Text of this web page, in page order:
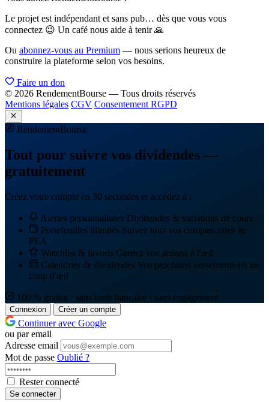
Le projet est indépendant et sans pub… dès que vous vous
connectez 😉 Un café nous aide à tenir 🙏
Ou abonnez-vous au Premium — nous serions heureux de
construire la plateforme selon vos besoins.
Faire un don
© 2026 RendementBourse — Tous droits réservés
Mentions légales CGV Consentement RGPD
RendementBourse
Tout pour suivre vos dividendes —
gratuitement
Créez votre compte en 30 secondes et accédez à :
Alertes personnalisées Dividendes & variations de cours
Portefeuilles illimités Suivez tous vos comptes titres &
PEA
Watchlist & favoris Gardez vos actions à l'œil
Calendrier de dividendes Vos prochains versements en un
coup d'œil
100 % gratuit · sans carte bancaire · sans engagement
Connexion Créer un compte
Continuer avec Google
ou par email
Adresse email
Mot de passe Oublié ?
Rester connecté
Se connecter